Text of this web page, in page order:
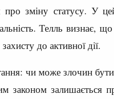
зміну статусу. У
Телль
до активної дії.
чи може злочин
законом залишається